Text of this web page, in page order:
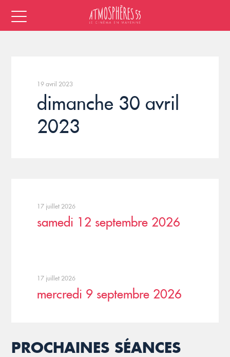
19 avril 2023
dimanche 30 avril
2023
17 juillet 2026
samedi 12 septembre 2026
17 juillet 2026
mercredi 9 septembre 2026
PROCHAINES SÉANCES